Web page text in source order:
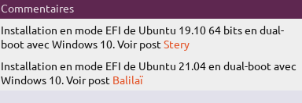
Commentaires
Installation en mode EFI de Ubuntu 19.10 64 bits en dual-
boot avec Windows 10. Voir post Stery
Installation en mode EFI de Ubuntu 21.04 en dual-boot avec
Windows 10. Voir post Balilaï